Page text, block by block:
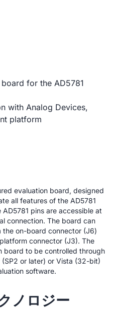
for the AD5781
with Analog Devices,
platform
evaluation board, designed
all features of the AD5781
pins are accessible at
connection. The board can
the on-board connector (J6)
connector (J3). The
board to be controlled through
(SP2 or later) or Vista (32-bit)
software.
ノロジー